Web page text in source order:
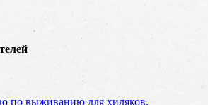
по выживанию для хиляков.